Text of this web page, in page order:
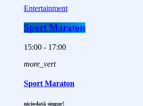
Entertainment
Sport Maraton
15:00 - 17:00
more_vert
Sport Maraton
niciodată singur!